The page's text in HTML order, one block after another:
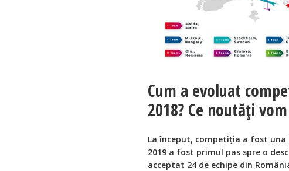
Cum a evoluat
2018? Ce noutăți
La început, competiția a fost una
2019 a fost primul pas spre o
acceptat 24 de echipe din